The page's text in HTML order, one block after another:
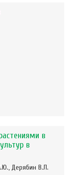
в
в
Дерябин В.Л.